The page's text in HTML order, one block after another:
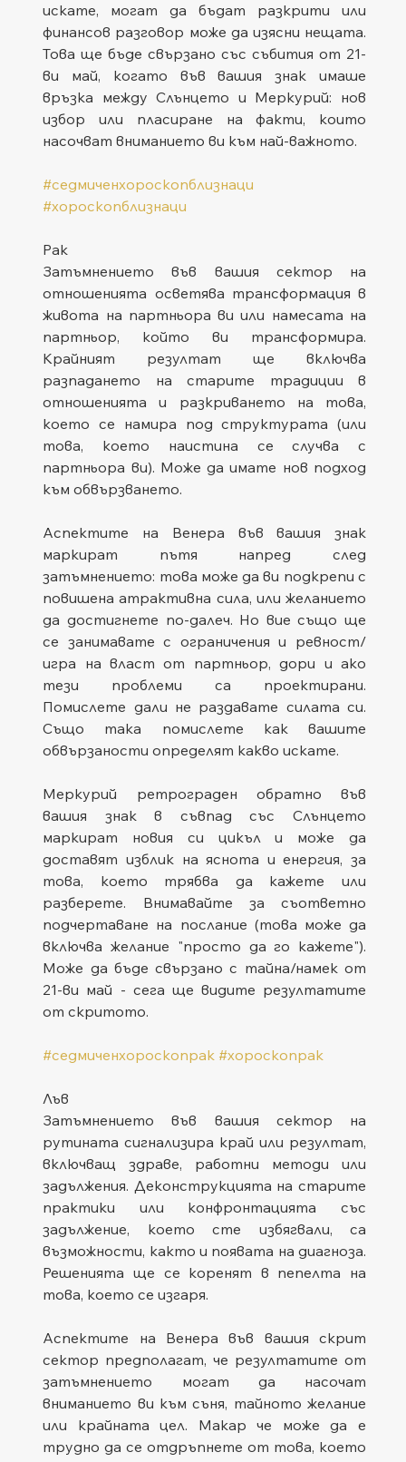
искате, могат да бъдат разкрити или
финансов разговор може да изясни нещата.
Това ще бъде свързано със събития от 21-
ви май, когато във вашия знак имаше
връзка между Слънцето и Меркурий: нов
избор или пласиране на факти, които
насочват вниманието ви към най-важното.
#седмиченхороскопблизнаци
#хороскопблизнаци
Рак
Затъмнението във вашия сектор на
отношенията осветява трансформация в
живота на партньора ви или намесата на
партньор, който ви трансформира.
Крайният резултат ще включва
разпадането на старите традиции в
отношенията и разкриването на това,
което се намира под структурата (или
това, което наистина се случва с
партньора ви). Може да имате нов подход
към обвързването.
Аспектите на Венера във вашия знак
маркират пътя напред след
затъмнението: това може да ви подкрепи с
повишена атрактивна сила, или желанието
да достигнете по-далеч. Но вие също ще
се занимавате с ограничения и ревност/
игра на власт от партньор, дори и ако
тези проблеми са проектирани.
Помислете дали не раздавате силата си.
Също така помислете как вашите
обвързаности определят какво искате.
Меркурий ретрограден обратно във
вашия знак в съвпад със Слънцето
маркират новия си цикъл и може да
доставят изблик на яснота и енергия, за
това, което трябва да кажете или
разберете. Внимавайте за съответно
подчертаване на послание (това може да
включва желание "просто да го кажете").
Може да бъде свързано с тайна/намек от
21-ви май - сега ще видите резултатите
от скритото.
#седмиченхороскопрак #хороскопрак
Лъв
Затъмнението във вашия сектор на
рутината сигнализира край или резултат,
включващ здраве, работни методи или
задължения. Деконструкцията на старите
практики или конфронтацията със
задължение, което сте избягвали, са
възможности, както и появата на диагноза.
Решенията ще се коренят в пепелта на
това, което се изгаря.
Аспектите на Венера във вашия скрит
сектор предполагат, че резултатите от
затъмнението могат да насочат
вниманието ви към съня, тайното желание
или крайната цел. Макар че може да е
трудно да се отдръпнете от това, което